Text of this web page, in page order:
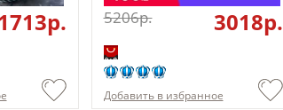
5206p. 3018p.
Добавить в избранное